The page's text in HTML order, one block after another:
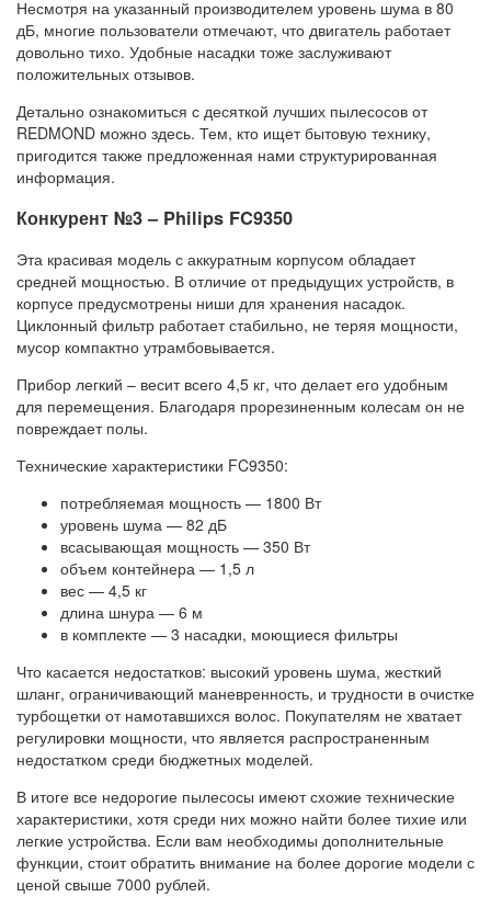
Несмотря на указанный производителем уровень шума в 80
дБ, многие пользователи отмечают, что двигатель работает
довольно тихо. Удобные насадки тоже заслуживают
положительных отзывов.
Детально ознакомиться с десяткой лучших пылесосов от
REDMOND можно здесь. Тем, кто ищет бытовую технику,
пригодится также предложенная нами структурированная
информация.
Конкурент №3 – Philips FC9350
Эта красивая модель с аккуратным корпусом обладает
средней мощностью. В отличие от предыдущих устройств, в
корпусе предусмотрены ниши для хранения насадок.
Циклонный фильтр работает стабильно, не теряя мощности,
мусор компактно утрамбовывается.
Прибор легкий – весит всего 4,5 кг, что делает его удобным
для перемещения. Благодаря прорезиненным колесам он не
повреждает полы.
Технические характеристики FC9350:
потребляемая мощность — 1800 Вт
уровень шума — 82 дБ
всасывающая мощность — 350 Вт
объем контейнера — 1,5 л
вес — 4,5 кг
длина шнура — 6 м
в комплекте — 3 насадки, моющиеся фильтры
Что касается недостатков: высокий уровень шума, жесткий
шланг, ограничивающий маневренность, и трудности в очистке
турбощетки от намотавшихся волос. Покупателям не хватает
регулировки мощности, что является распространенным
недостатком среди бюджетных моделей.
В итоге все недорогие пылесосы имеют схожие технические
характеристики, хотя среди них можно найти более тихие или
легкие устройства. Если вам необходимы дополнительные
функции, стоит обратить внимание на более дорогие модели с
ценой свыше 7000 рублей.